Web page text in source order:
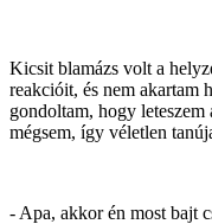
Kicsit blamázs volt a
reakcióit, és nem akartam
gondoltam, hogy
mégsem, így véletlen
- Apa, akkor én most bajt